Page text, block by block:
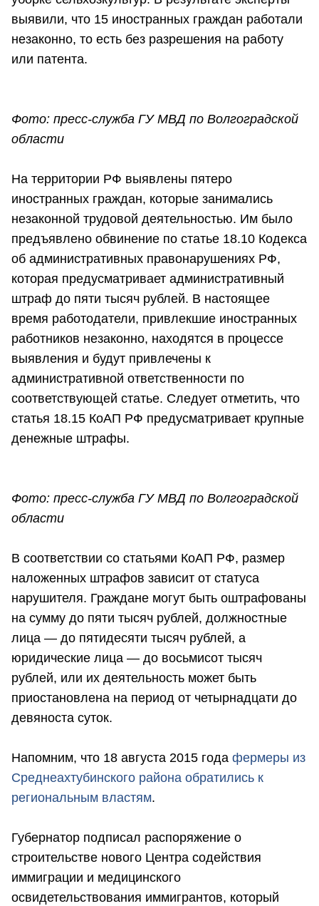
выявили, что 15 иностранных граждан работали
незаконно, то есть без разрешения на работу
или патента.
Фото: пресс-служба ГУ МВД по Волгоградской
области
На территории РФ выявлены пятеро
иностранных граждан, которые занимались
незаконной трудовой деятельностью. Им было
предъявлено обвинение по статье 18.10 Кодекса
об административных правонарушениях РФ,
которая предусматривает административный
штраф до пяти тысяч рублей. В настоящее
время работодатели, привлекшие иностранных
работников незаконно, находятся в процессе
выявления и будут привлечены к
административной ответственности по
соответствующей статье. Следует отметить, что
статья 18.15 КоАП РФ предусматривает крупные
денежные штрафы.
Фото: пресс-служба ГУ МВД по Волгоградской
области
В соответствии со статьями КоАП РФ, размер
наложенных штрафов зависит от статуса
нарушителя. Граждане могут быть оштрафованы
на сумму до пяти тысяч рублей, должностные
лица — до пятидесяти тысяч рублей, а
юридические лица — до восьмисот тысяч
рублей, или их деятельность может быть
приостановлена на период от четырнадцати до
девяноста суток.
Напомним, что 18 августа 2015 года фермеры из
Среднеахтубинского района обратились к
региональным властям.
Губернатор подписал распоряжение о
строительстве нового Центра содействия
иммиграции и медицинского
освидетельствования иммигрантов, который